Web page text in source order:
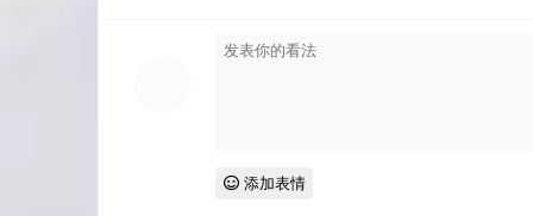
self.log(f"-----
添加表情